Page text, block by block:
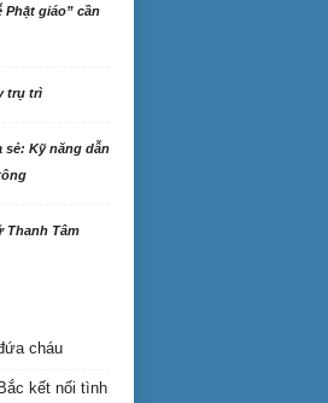
Phật giáo” cần
trụ trì
sẻ: Kỹ năng dẫn
Thanh Tâm
cháu
kết nối tình